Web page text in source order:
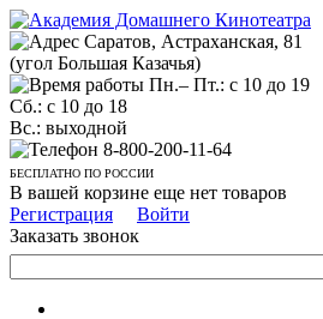
Саратов, Астраханская, 81
(угол Большая Казачья)
Пн.– Пт.: с 10 до 19
Сб.: с 10 до 18
Вс.: выходной
8-800-200-11-64
БЕСПЛАТНО ПО РОССИИ
В вашей корзине еще нет товаров
Регистрация
Войти
Заказать звонок